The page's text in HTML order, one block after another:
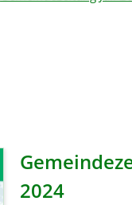
2024